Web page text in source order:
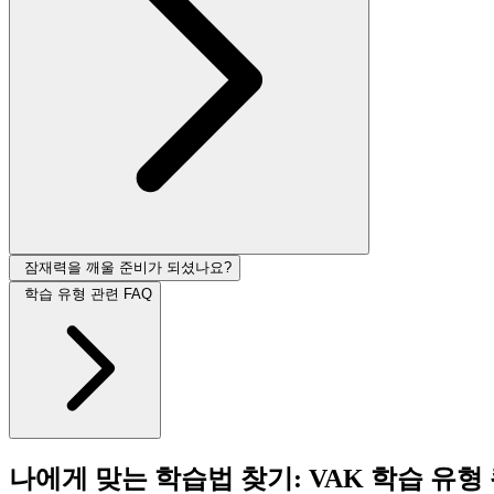
잠재력을 깨울 준비가 되셨나요?
학습 유형 관련 FAQ
나에게 맞는 학습법 찾기: VAK 학습 유형